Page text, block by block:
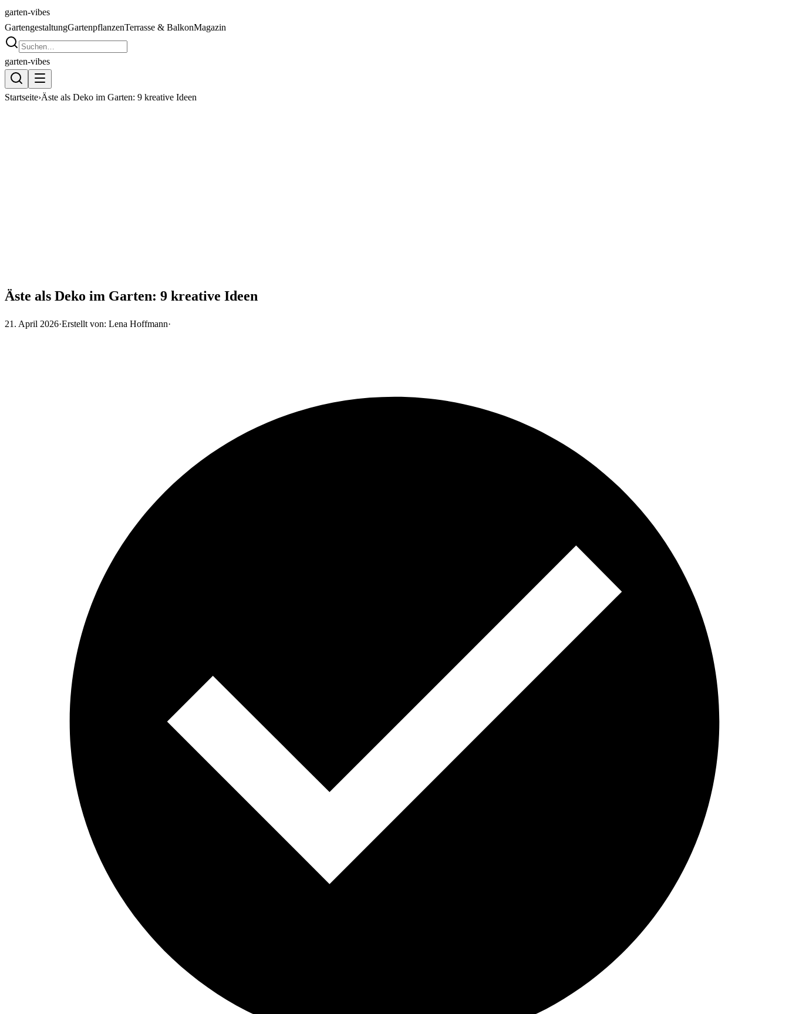
garten-vibes
GartengestaltungGartenpflanzenTerrasse & BalkonMagazin
garten-vibes
Startseite›Äste als Deko im Garten: 9 kreative Ideen
Äste als Deko im Garten: 9 kreative Ideen
21. April 2026·Erstellt von: Lena Hoffmann·